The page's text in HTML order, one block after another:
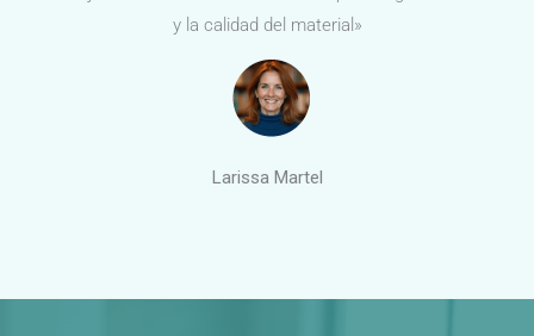
y la calidad del material»
Larissa Martel